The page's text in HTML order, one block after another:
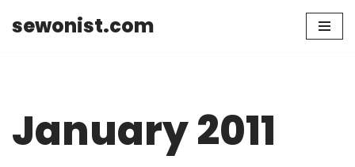
sewonist.com
January 2011